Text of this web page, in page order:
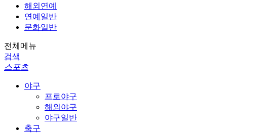
해외연예
연예일반
문화일반
전체메뉴
검색
스포츠
야구
프로야구
해외야구
야구일반
축구